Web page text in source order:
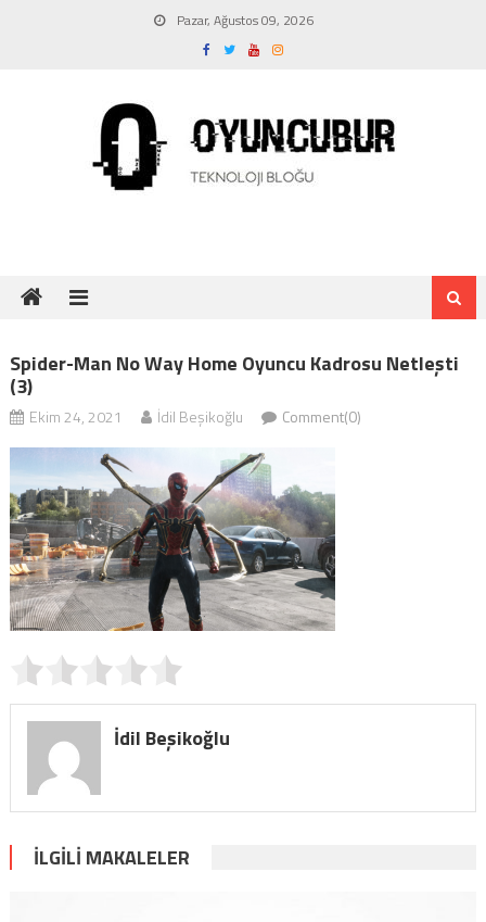
Pazar, Ağustos 09, 2026
Spider-Man No Way Home Oyuncu Kadrosu Netleşti
(3)
Ekim 24, 2021 İdil Beşikoğlu Comment(0)
İdil Beşikoğlu
İLGILI MAKALELER